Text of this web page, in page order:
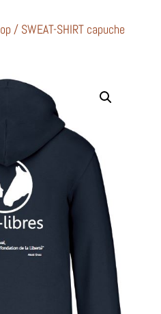
/ SWEAT-SHIRT capuche